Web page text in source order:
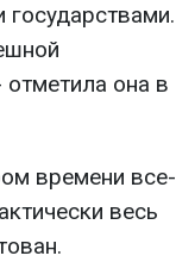
отметила она в
времени все-
весь